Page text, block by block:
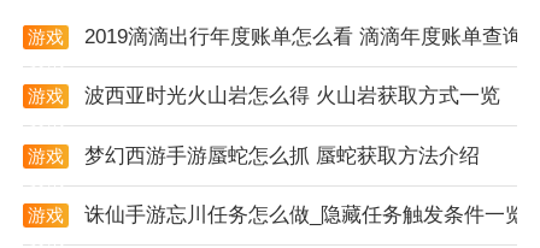
3、自由度高的任务设计游戏中的关卡任务设计灵活多
样，玩家可以根据个人喜好和策略来完成挑战。
4、排行榜与成就系统游戏设有排行榜和成就系统，玩
家可以与其他玩家比较成绩，增加竞争乐趣和成就感。
游戏评价
游戏
2019滴滴出行年度账单怎么看 滴滴年度账单查询
游戏
波西亚时光火山岩怎么得 火山岩获取方式一览
游戏
梦幻西游手游蜃蛇怎么抓 蜃蛇获取方法介绍
游戏
诛仙手游忘川任务怎么做_隐藏任务触发条件一览